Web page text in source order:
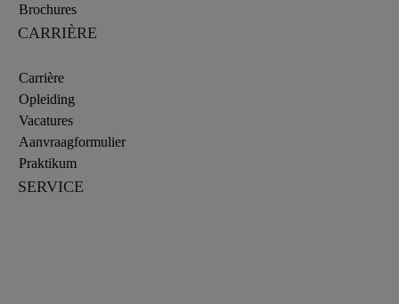
Brochures
CARRIÈRE
Carrière
Opleiding
Vacatures
Aanvraagformulier
Praktikum
SERVICE